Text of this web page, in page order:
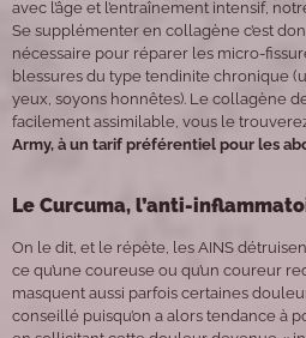
avec l’âge et l’entraînement intensif,
Se supplémenter en collagène c’est
nécessaire pour réparer les micro-
blessures du type tendinite chronique
yeux, soyons honnêtes). Le collagène
facilement assimilable, vous le
Army, à un tarif préférentiel pour les
Le Curcuma, l’anti-
On le dit, et le répète, les AINS
ce qu’une coureuse ou qu’un coureur
masquent aussi parfois certaines
conseillé puisqu’on a alors tendance à